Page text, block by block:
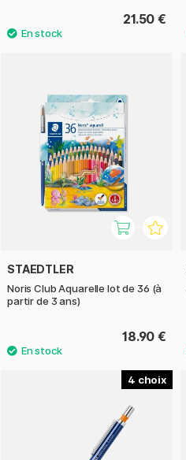
21.50 €
STAEDTLER
Noris Club Aquarelle lot de 36 (à
partir de 3 ans)
18.90 €
4